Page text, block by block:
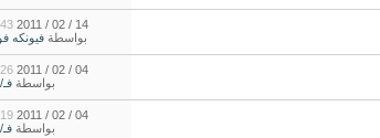
14 / 02 / 2011
43 : 08 PM
بواسطة فيونكه
04 / 02 / 2011
26 : 08 PM
بواسطة
04 / 02 / 2011
19 : 08 PM
بواسطة